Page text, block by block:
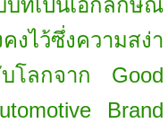
ไว้ซึ่งความสง่า
โลกจาก Good
Brand